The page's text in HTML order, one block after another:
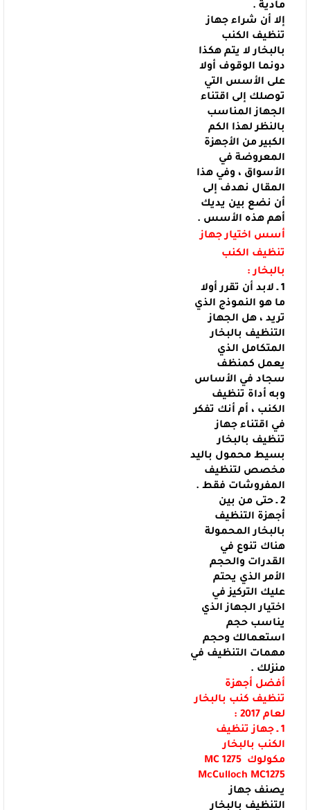
مادية .
إلا أن شراء جهاز
تنظيف الكنب
بالبخار لا يتم هكذا
دونما الوقوف أولا
على الأسس التي
توصلك إلى اقتناء
الجهاز المناسب
بالنظر لهذا الكم
الكبير من الأجهزة
المعروضة في
الأسواق ، وفي هذا
المقال نهدف إلى
أن نضع بين يديك
أهم هذه الأسس .
أسس اختيار جهاز
تنظيف الكنب
بالبخار :
1 ـ لابد أن تقرر أولا
ما هو النموذج الذي
تريد ، هل الجهاز
التنظيف بالبخار
المتكامل الذي
يعمل كمنظف
سجاد في الأساس
وبه أداة تنظيف
الكنب ، أم أنك تفكر
في اقتناء جهاز
تنظيف بالبخار
بسيط محمول باليد
مخصص لتنظيف
المفروشات فقط .
2 ـ حتى من بين
أجهزة التنظيف
بالبخار المحمولة
هناك تنوع في
القدرات والحجم
الأمر الذي يحتم
عليك التركيز في
اختيار الجهاز الذي
يناسب حجم
استعمالك وحجم
مهمات التنظيف في
منزلك .
أفضل أجهزة
تنظيف كنب بالبخار
لعام 2017 :
1 ـ جهاز تنظيف
الكنب بالبخار
مكولوك MC 1275
McCulloch MC1275
يصنف جهاز
التنظيف بالبخار